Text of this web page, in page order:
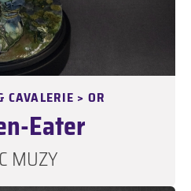
CAVALERIE > OR
Eater
MUZY